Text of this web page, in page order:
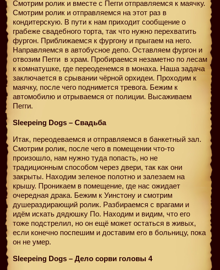
Смотрим ролик и вместе с Пегги отправляемся к маячку.
Смотрим ролик и отправляемся на этот раз в
кондитерскую. В пути к нам приходит сообщение о
грабеже свадебного торта, так что нужно перехватить
фургон. Приближаемся к фургону и прыгаем на него.
Направляемся в автобусное депо. Оставляем фургон и
отвозим Пегги в храм. Пробираемся незаметно по лесам
к комнатушке, где переоденемся в монаха. Наша задача
заключается в срывании чёрной орхидеи. Проходим к
маячку, после чего поднимется тревога. Бежим к
автомобилю и отрываемся от полиции. Высаживаем
Пегги.
Sleepeing Dogs – Свадьба
Итак, переодеваемся и отправляемся в банкетный зал.
Смотрим ролик, после чего в помещении что-то
произошло, нам нужно туда попасть, но не
традиционным способом через двери, так как они
закрыты. Находим зеленое полотно и залезаем на
крышу. Проникаем в помещение, где нас ожидает
очередная драка. Бежим к Уинстону и смотрим
душераздирающий ролик. Разбираемся с врагами и
идём искать дядюшку По. Находим и видим, что его
тоже подстрелил, но он ещё может остаться в живых,
если конечно поспешим и доставим его в больницу, пока
он не умер.
Sleepeing Dogs – Дело сорви головы 4